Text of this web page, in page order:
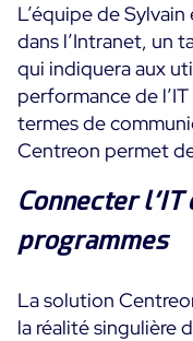
L’équipe de
dans l’Intranet, un
qui indiquera aux
performance de
termes de
Centreon permet
Connecter
programmes
La solution
la réalité singulière